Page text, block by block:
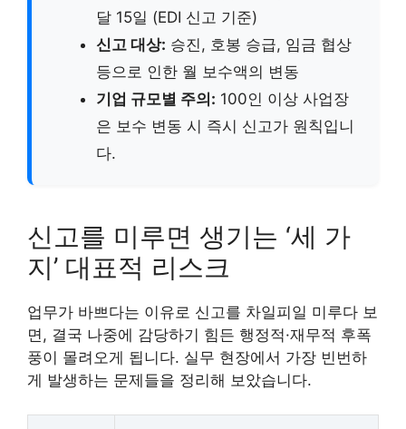
달 15일 (EDI 신고 기준)
신고 대상: 승진, 호봉 승급, 임금 협상
등으로 인한 월 보수액의 변동
기업 규모별 주의: 100인 이상 사업장
은 보수 변동 시 즉시 신고가 원칙입니
다.
신고를 미루면 생기는 ‘세 가
지’ 대표적 리스크
업무가 바쁘다는 이유로 신고를 차일피일 미루다 보
면, 결국 나중에 감당하기 힘든 행정적·재무적 후폭
풍이 몰려오게 됩니다. 실무 현장에서 가장 빈번하
게 발생하는 문제들을 정리해 보았습니다.